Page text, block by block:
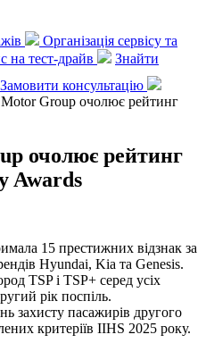
Організація сервісу та
на тест-драйв
Знайти
Замовити консультацію
Group очолює рейтинг
очолює рейтинг
Awards
15 престижних відзнак за
Hyundai, Kia та Genesis.
TSP і TSP+ серед усіх
рік поспіль.
захисту пасажирів другого
критеріїв IIHS 2025 року.